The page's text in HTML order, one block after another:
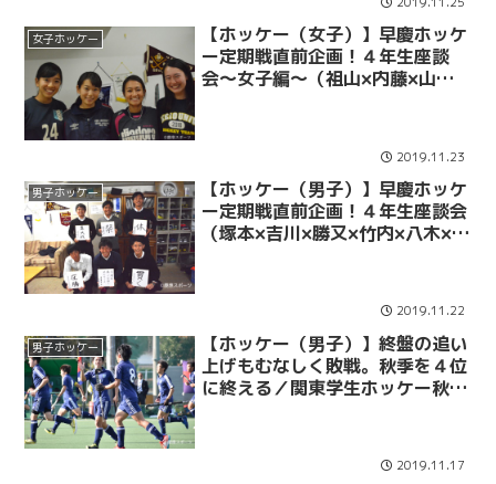
女子ホッケー
【ホッケー（女子）】早慶ホッケ
ー定期戦直前企画！４年生座談
会〜女子編〜（祖山×内藤×山田×
2019.11.23
男子ホッケー
【ホッケー（男子）】早慶ホッケ
ー定期戦直前企画！４年生座談会
（塚本×吉川×勝又×竹内×八木×渡
2019.11.22
男子ホッケー
【ホッケー（男子）】終盤の追い
上げもむなしく敗戦。秋季を４位
に終える／関東学生ホッケー秋季
2019.11.17